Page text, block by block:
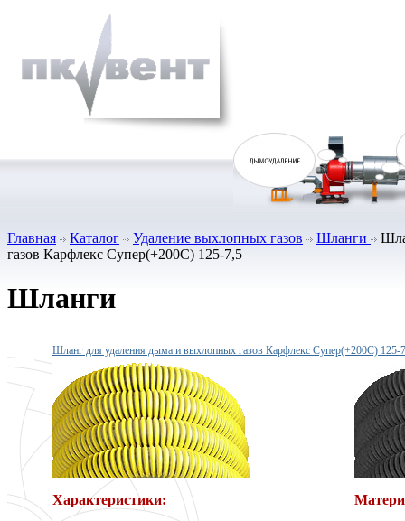
Главная Каталог Удаление выхлопных газов Шланги
газов Карфлекс Супер(+200С) 125-7,5
Шланги
Шланг для удаления дыма и выхлопных газов Карфлекс Супер(+200С) 125-
Характеристики: